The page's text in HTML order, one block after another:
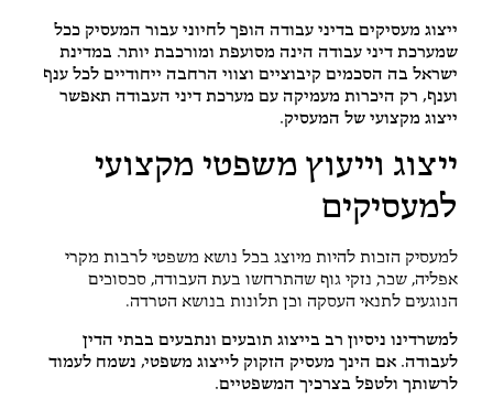
ייצוג מעסיקים בדיני עבודה הופך לחיוני עבור המעסיק ככל
שמערכת דיני עבודה הינה מסועפת ומורכבת יותר. במדינת
ישראל בה הסכמים קיבוציים וצווי הרחבה ייחודיים לכל ענף
וענף, רק היכרות מעמיקה עם מערכת דיני העבודה תאפשר
ייצוג מקצועי של המעסיק.
ייצוג וייעוץ משפטי מקצועי
למעסיקים
למעסיק הזכות להיות מיוצג בכל נושא משפטי לרבות מקרי
אפליה, שכר, נזקי גוף שהתרחשו בעת העבודה, סכסוכים
הנוגעים לתנאי העסקה וכן תלונות בנושא הטרדה.
למשרדינו ניסיון רב בייצוג תובעים ונתבעים בבתי הדין
לעבודה. אם הינך מעסיק הזקוק לייצוג משפטי, נשמח לעמוד
לרשותך ולטפל בצרכיך המשפטיים.